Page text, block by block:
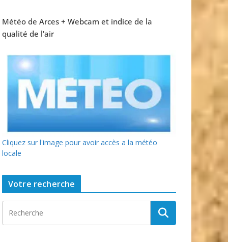
Météo de Arces + Webcam et indice de la
qualité de l'air
Cliquez sur l'image pour avoir accès a la météo
locale
Votre recherche